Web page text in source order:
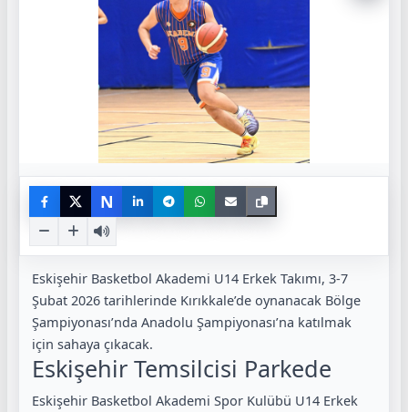
N
Eskişehir Basketbol Akademi U14 Erkek Takımı, 3-7
Şubat 2026 tarihlerinde Kırıkkale’de oynanacak Bölge
Şampiyonası’nda Anadolu Şampiyonası’na katılmak
için sahaya çıkacak.
Eskişehir Temsilcisi Parkede
Eskişehir Basketbol Akademi Spor Kulübü U14 Erkek